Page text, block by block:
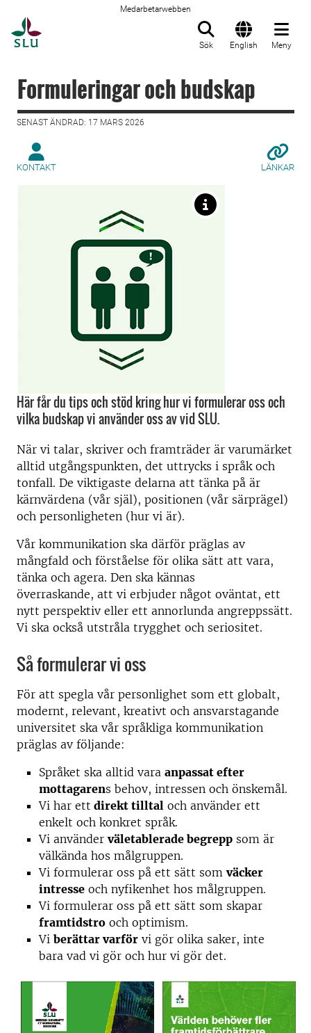
Medarbetarwebben
Sök English Meny
Formuleringar och budskap
SENAST ÄNDRAD: 17 MARS 2026
KONTAKT LÄNKAR
Här får du tips och stöd kring hur vi formulerar oss och
vilka budskap vi använder oss av vid SLU.
När vi talar, skriver och framträder är varumärket
alltid utgångspunkten, det uttrycks i språk och
tonfall. De viktigaste delarna att tänka på är
kärnvärdena (vår själ), positionen (vår särprägel)
och personligheten (hur vi är).
Vår kommunikation ska därför präglas av
mångfald och förståelse för olika sätt att vara,
tänka och agera. Den ska kännas
överraskande, att vi erbjuder något oväntat, ett
nytt perspektiv eller ett annorlunda angreppssätt.
Vi ska också utstråla trygghet och seriositet.
Så formulerar vi oss
För att spegla vår personlighet som ett globalt,
modernt, relevant, kreativt och ansvarstagande
universitet ska vår språkliga kommunikation
präglas av följande:
Språket ska alltid vara anpassat efter
mottagarens behov, intressen och önskemål.
Vi har ett direkt tilltal och använder ett
enkelt och konkret språk.
Vi använderväletablerade begrepp som är
välkända hos målgruppen.
Vi formulerar oss på ett sätt somväcker
intresse och nyfikenhet hos målgruppen.
Vi formulerar oss på ett sätt som skapar
framtidstro och optimism.
Vi berättar varför vi gör olika saker, inte
bara vad vi gör och hur vi gör det.